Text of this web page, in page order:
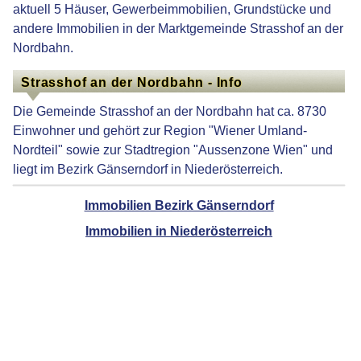
aktuell 5 Häuser, Gewerbeimmobilien, Grundstücke und
andere Immobilien in der Marktgemeinde Strasshof an der
Nordbahn.
Strasshof an der Nordbahn - Info
Die Gemeinde Strasshof an der Nordbahn hat ca. 8730
Einwohner und gehört zur Region "Wiener Umland-
Nordteil" sowie zur Stadtregion "Aussenzone Wien" und
liegt im Bezirk Gänserndorf in Niederösterreich.
Immobilien Bezirk Gänserndorf
Immobilien in Niederösterreich